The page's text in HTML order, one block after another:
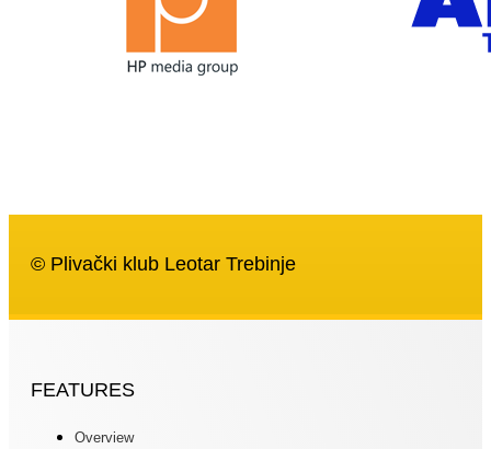
© Plivački klub Leotar Trebinje
FEATURES
Overview